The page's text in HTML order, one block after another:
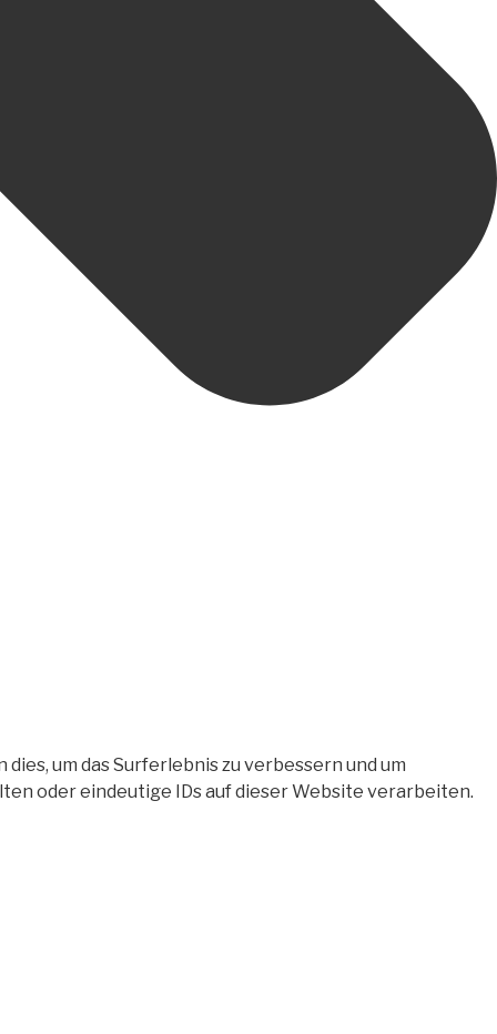
um das Surferlebnis zu verbessern und um
oder eindeutige IDs auf dieser Website verarbeiten.